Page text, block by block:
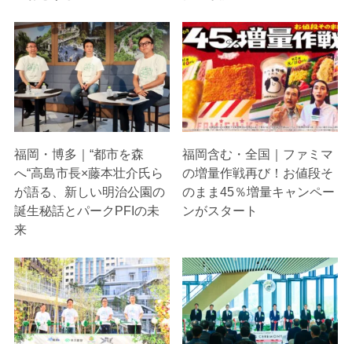
福岡・博多｜“都市を森
へ“高島市長×藤本壮介氏ら
が語る、新しい明治公園の
誕生秘話とパークPFIの未
来
福岡含む・全国｜ファミマ
の増量作戦再び！お値段そ
のまま45％増量キャンペー
ンがスタート